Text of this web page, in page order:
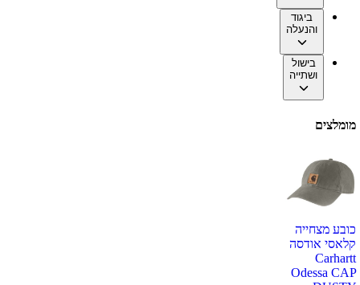
ביגוד
והנעלה
בישול
ושתייה
מומלצים
כובע מצחייה
קלאסי אודסה
Carhartt
Odessa CAP